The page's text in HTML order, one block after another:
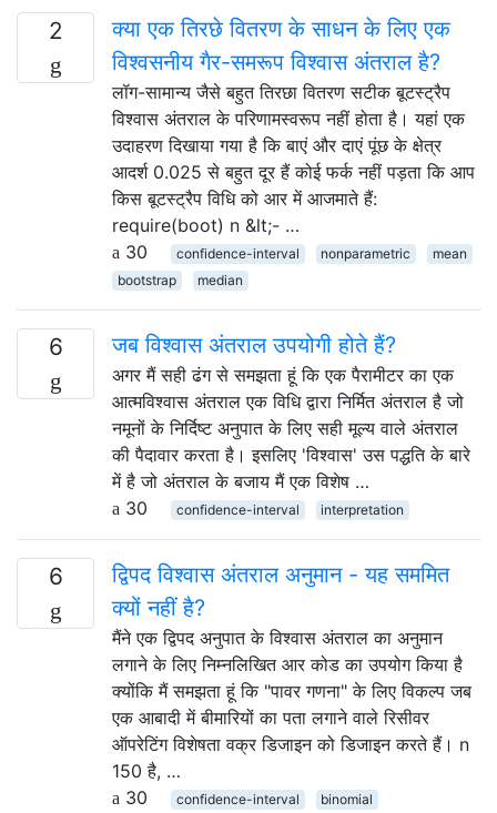
2
क्या एक तिरछे वितरण के साधन के लिए एक
विश्वसनीय गैर-समरूप विश्वास अंतराल है?
लॉग-सामान्य जैसे बहुत तिरछा वितरण सटीक बूटस्ट्रैप
विश्वास अंतराल के परिणामस्वरूप नहीं होता है। यहां एक
उदाहरण दिखाया गया है कि बाएं और दाएं पूंछ के क्षेत्र
आदर्श 0.025 से बहुत दूर हैं कोई फर्क नहीं पड़ता कि आप
किस बूटस्ट्रैप विधि को आर में आजमाते हैं:
require(boot) n &lt;- …
30
confidence-interval nonparametric
mean
bootstrap
median
6 जब विश्वास अंतराल उपयोगी होते हैं?
अगर मैं सही ढंग से समझता हूं कि एक पैरामीटर का एक
आत्मविश्वास अंतराल एक विधि द्वारा निर्मित अंतराल है जो
नमूनों के निर्दिष्ट अनुपात के लिए सही मूल्य वाले अंतराल
की पैदावार करता है। इसलिए 'विश्वास' उस पद्धति के बारे
में है जो अंतराल के बजाय मैं एक विशेष …
30
confidence-interval interpretation
6
द्विपद विश्वास अंतराल अनुमान - यह सममित
क्यों नहीं है?
मैंने एक द्विपद अनुपात के विश्वास अंतराल का अनुमान
लगाने के लिए निम्नलिखित आर कोड का उपयोग किया है
क्योंकि मैं समझता हूं कि "पावर गणना" के लिए विकल्प जब
एक आबादी में बीमारियों का पता लगाने वाले रिसीवर
ऑपरेटिंग विशेषता वक्र डिजाइन को डिजाइन करते हैं। n
150 है, …
30
confidence-interval binomial